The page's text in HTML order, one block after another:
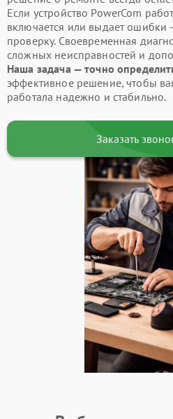
Если устройство PowerCom
включается или выдает ошибки
проверку. Своевременная
сложных неисправностей и
Наша задача — точно
эффективное решение, чтобы
работала надежно и стабильно.
Заказать